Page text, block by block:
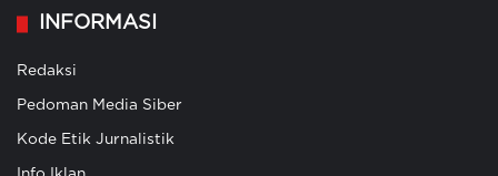
INFORMASI
Redaksi
Pedoman Media Siber
Kode Etik Jurnalistik